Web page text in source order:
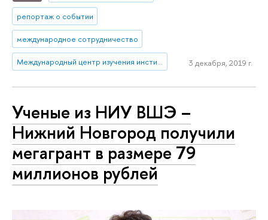
репортаж о событии
международное сотрудничество
Международный центр изучения институтов и развития 3 декабря, 2019 г.
Ученые из НИУ ВШЭ –
Нижний Новгород получили
мегагрант в размере 79
миллионов рублей